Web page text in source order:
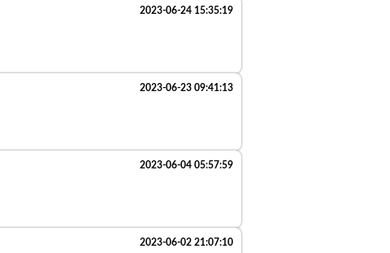
2023-06-24 15:35:19
2023-06-23 09:41:13
2023-06-04 05:57:59
2023-06-02 21:07:10